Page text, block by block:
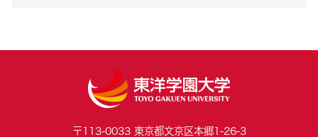
〒113-0033 東京都文京区本郷1-26-3